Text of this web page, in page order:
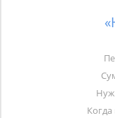
Когда